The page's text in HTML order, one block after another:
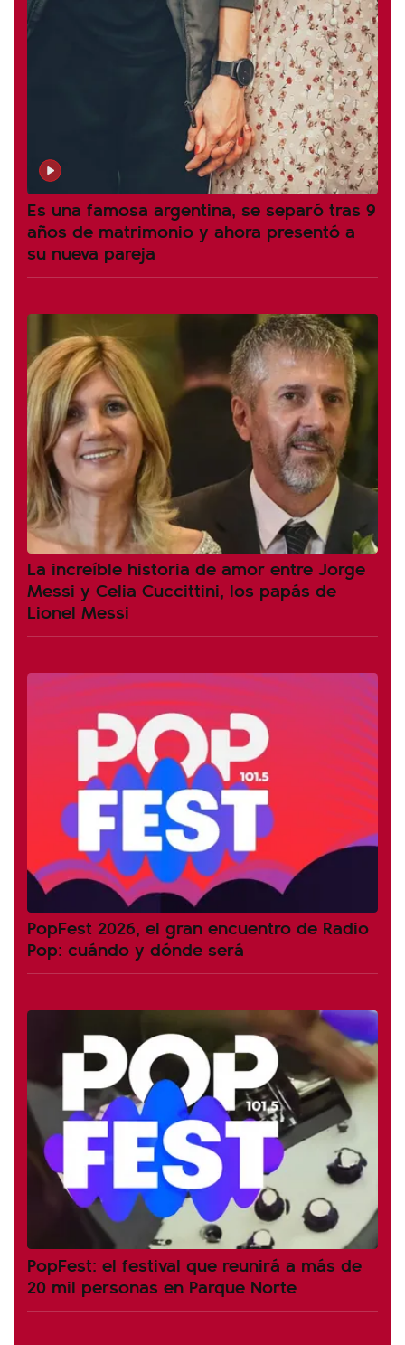
Es una famosa argentina, se separó tras 9
años de matrimonio y ahora presentó a
su nueva pareja
La increíble historia de amor entre Jorge
Messi y Celia Cuccittini, los papás de
Lionel Messi
PopFest 2026, el gran encuentro de Radio
Pop: cuándo y dónde será
PopFest: el festival que reunirá a más de
20 mil personas en Parque Norte